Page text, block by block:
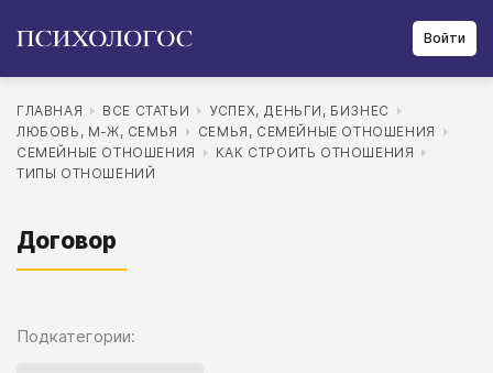
Войти
ГЛАВНАЯ ВСЕ СТАТЬИ
УСПЕХ, ДЕНЬГИ, БИЗНЕС
ЛЮБОВЬ, М-Ж, СЕМЬЯ
СЕМЬЯ, СЕМЕЙНЫЕ ОТНОШЕНИЯ
СЕМЕЙНЫЕ ОТНОШЕНИЯ
КАК СТРОИТЬ ОТНОШЕНИЯ
ТИПЫ ОТНОШЕНИЙ
Договор
Подкатегории: